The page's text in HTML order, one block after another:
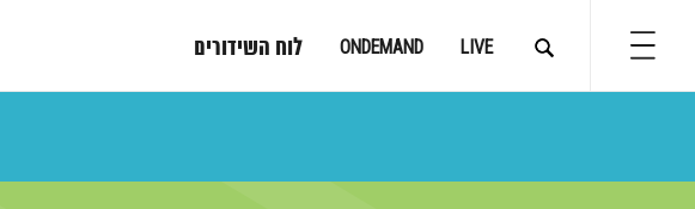
LIVE
ONDEMAND לוח השידורים